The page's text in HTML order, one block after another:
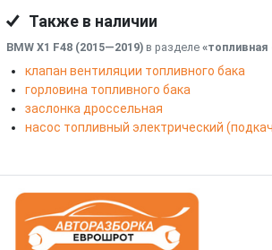
Также в наличии
BMW X1 F48 (2015—2019) в разделе
клапан вентиляции топливного бака
горловина топливного бака
заслонка дроссельная
насос топливный электрический